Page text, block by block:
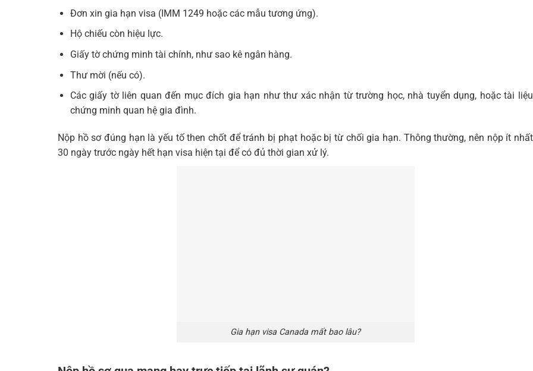
Đơn xin gia hạn visa (IMM 1249 hoặc các mẫu tương ứng).
Hộ chiếu còn hiệu lực.
Giấy tờ chứng minh tài chính, như sao kê ngân hàng.
Thư mời (nếu có).
Các giấy tờ liên quan đến mục đích gia hạn như thư xác nhận từ trường học, nhà tuyển dụng, hoặc tài liệu
chứng minh quan hệ gia đình.
Nộp hồ sơ đúng hạn là yếu tố then chốt để tránh bị phạt hoặc bị từ chối gia hạn. Thông thường, nên nộp ít nhất
30 ngày trước ngày hết hạn visa hiện tại để có đủ thời gian xử lý.
Gia hạn visa Canada mất bao lâu?